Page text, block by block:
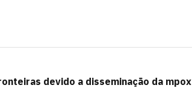
devido a disseminação da mpox